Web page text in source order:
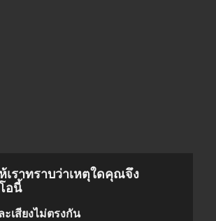
เราทราบว่าเหตุใดคุณจึง
อนี้
ะเสียงไม่ตรงกัน